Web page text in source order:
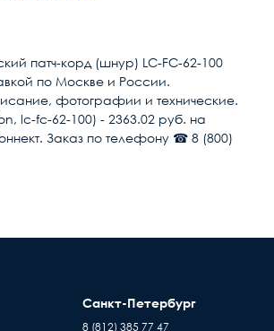
LC/UPC
FC/UPC
100
MM 62.5/125 (OM1)
в течении 2-4
после поступления оплаты на
счёт
или места куда может подъехать
силами заказчика
патч-корд (шнур) LC-FC-62-100
по Москве и России.
фотографии и технические.
lc-fc-62-100) - 2363.02 руб. на
Заказ по телефону ☎ 8 (800)
Санкт-Петербург
8 (812) 385 77 47